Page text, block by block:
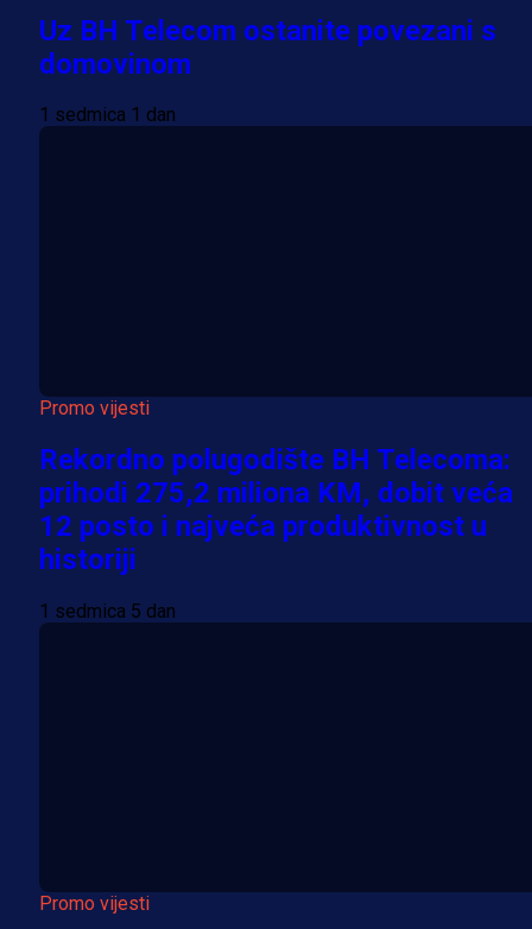
Uz BH Telecom ostanite povezani s
domovinom
1 sedmica 1 dan
Promo vijesti
Rekordno polugodište BH Telecoma:
prihodi 275,2 miliona KM, dobit veća
12 posto i najveća produktivnost u
historiji
1 sedmica 5 dan
Promo vijesti